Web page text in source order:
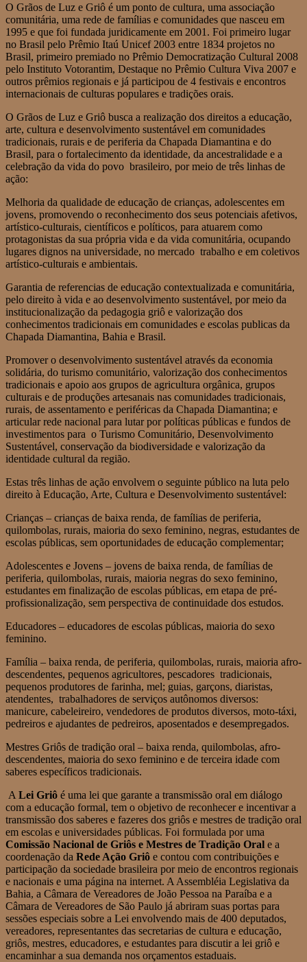
O Grãos de Luz e Griô é um ponto de cultura, uma associação
comunitária, uma rede de famílias e comunidades que nasceu em
1995 e que foi fundada juridicamente em 2001. Foi primeiro lugar
no Brasil pelo Prêmio Itaú Unicef 2003 entre 1834 projetos no
Brasil, primeiro premiado no Prêmio Democratização Cultural 2008
pelo Instituto Votorantim, Destaque no Prêmio Cultura Viva 2007 e
outros prêmios regionais e já participou de 4 festivais e encontros
internacionais de culturas populares e tradições orais.
O Grãos de Luz e Griô busca a realização dos direitos a educação,
arte, cultura e desenvolvimento sustentável em comunidades
tradicionais, rurais e de periferia da Chapada Diamantina e do
Brasil, para o fortalecimento da identidade, da ancestralidade e a
celebração da vida do povo brasileiro, por meio de três linhas de
ação:
Melhoria da qualidade de educação de crianças, adolescentes em
jovens, promovendo o reconhecimento dos seus potenciais afetivos,
artístico-culturais, científicos e políticos, para atuarem como
protagonistas da sua própria vida e da vida comunitária, ocupando
lugares dignos na universidade, no mercado trabalho e em coletivos
artístico-culturais e ambientais.
Garantia de referencias de educação contextualizada e comunitária,
pelo direito à vida e ao desenvolvimento sustentável, por meio da
institucionalização da pedagogia griô e valorização dos
conhecimentos tradicionais em comunidades e escolas publicas da
Chapada Diamantina, Bahia e Brasil.
Promover o desenvolvimento sustentável através da economia
solidária, do turismo comunitário, valorização dos conhecimentos
tradicionais e apoio aos grupos de agricultura orgânica, grupos
culturais e de produções artesanais nas comunidades tradicionais,
rurais, de assentamento e periféricas da Chapada Diamantina; e
articular rede nacional para lutar por políticas públicas e fundos de
investimentos para o Turismo Comunitário, Desenvolvimento
Sustentável, conservação da biodiversidade e valorização da
identidade cultural da região.
Estas três linhas de ação envolvem o seguinte público na luta pelo
direito à Educação, Arte, Cultura e Desenvolvimento sustentável:
Crianças – crianças de baixa renda, de famílias de periferia,
quilombolas, rurais, maioria do sexo feminino, negras, estudantes de
escolas públicas, sem oportunidades de educação complementar;
Adolescentes e Jovens – jovens de baixa renda, de famílias de
periferia, quilombolas, rurais, maioria negras do sexo feminino,
estudantes em finalização de escolas públicas, em etapa de pré-
profissionalização, sem perspectiva de continuidade dos estudos.
Educadores – educadores de escolas públicas, maioria do sexo
feminino.
Família – baixa renda, de periferia, quilombolas, rurais, maioria afro-
descendentes, pequenos agricultores, pescadores tradicionais,
pequenos produtores de farinha, mel; guias, garçons, diaristas,
atendentes, trabalhadores de serviços autônomos diversos:
manicure, cabeleireiro, vendedores de produtos diversos, moto-táxi,
pedreiros e ajudantes de pedreiros, aposentados e desempregados.
Mestres Griôs de tradição oral – baixa renda, quilombolas, afro-
descendentes, maioria do sexo feminino e de terceira idade com
saberes específicos tradicionais.
A Lei Griô é uma lei que garante a transmissão oral em diálogo
com a educação formal, tem o objetivo de reconhecer e incentivar a
transmissão dos saberes e fazeres dos griôs e mestres de tradição oral
em escolas e universidades públicas. Foi formulada por uma
Comissão Nacional de Griôs e Mestres de Tradição Oral e a
coordenação da Rede Ação Griô e contou com contribuições e
participação da sociedade brasileira por meio de encontros regionais
e nacionais e uma página na internet. A Assembléia Legislativa da
Bahia, a Câmara de Vereadores de João Pessoa na Paraíba e a
Câmara de Vereadores de São Paulo já abriram suas portas para
sessões especiais sobre a Lei envolvendo mais de 400 deputados,
vereadores, representantes das secretarias de cultura e educação,
griôs, mestres, educadores, e estudantes para discutir a lei griô e
encaminhar a sua demanda nos orçamentos estaduais.